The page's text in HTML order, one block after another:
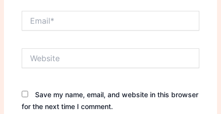
Save my name, email, and website in this browser
for the next time I comment.